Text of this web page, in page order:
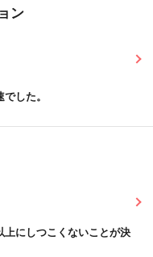
ン
した。
にしつこくないことが決